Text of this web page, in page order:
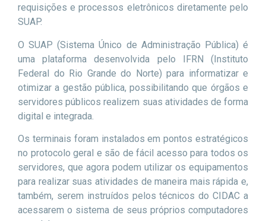
requisições e processos eletrônicos diretamente pelo
SUAP.
O SUAP (Sistema Único de Administração Pública) é
uma plataforma desenvolvida pelo IFRN (Instituto
Federal do Rio Grande do Norte) para informatizar e
otimizar a gestão pública, possibilitando que órgãos e
servidores públicos realizem suas atividades de forma
digital e integrada.
Os terminais foram instalados em pontos estratégicos
no protocolo geral e são de fácil acesso para todos os
servidores, que agora podem utilizar os equipamentos
para realizar suas atividades de maneira mais rápida e,
também, serem instruídos pelos técnicos do CIDAC a
acessarem o sistema de seus próprios computadores